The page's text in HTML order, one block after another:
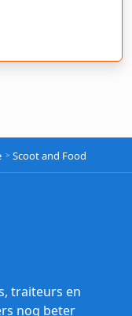
Scoot and Food
traiteurs en
nog beter